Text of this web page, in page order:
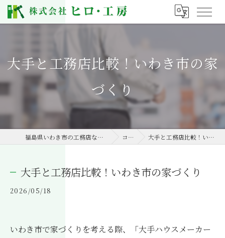
大手と工務店比較！いわき市の家
づくり
福島県いわき市の工務店なら株式会社ヒロ・工房 コラム 大手と工務店比較！いわき市の家づくり
大手と工務店比較！いわき市の家づくり
2026/05/18
いわき市で家づくりを考える際、「大手ハウスメーカー